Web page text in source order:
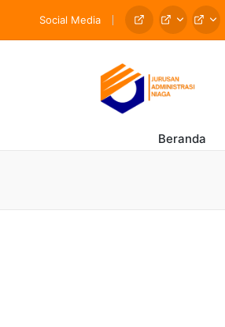
Social Media
Beranda